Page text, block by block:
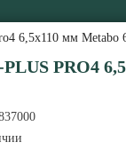
6,5х110 мм Metabo
PRO4